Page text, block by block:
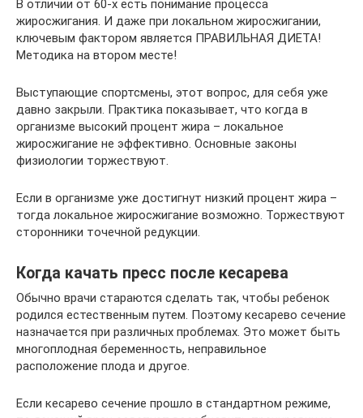
В отличии от 60-х есть понимание процесса
жиросжигания. И даже при локальном жиросжигании,
ключевым фактором является ПРАВИЛЬНАЯ ДИЕТА!
Методика на втором месте!
Выступающие спортсмены, этот вопрос, для себя уже
давно закрыли. Практика показывает, что когда в
организме высокий процент жира – локальное
жиросжигание не эффективно. Основные законы
физиологии торжествуют.
Если в организме уже достигнут низкий процент жира –
тогда локальное жиросжигание возможно. Торжествуют
сторонники точечной редукции.
Когда качать пресс после кесарева
Обычно врачи стараются сделать так, чтобы ребенок
родился естественным путем. Поэтому кесарево сечение
назначается при различных проблемах. Это может быть
многоплодная беременность, неправильное
расположение плода и другое.
Если кесарево сечение прошло в стандартном режиме,